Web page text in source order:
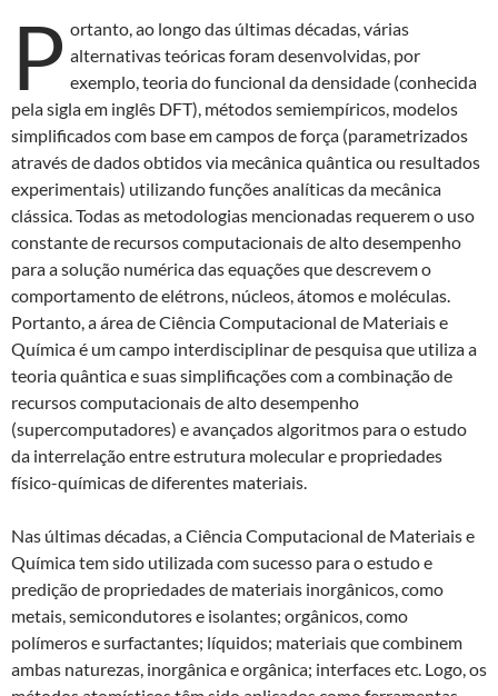
P ortanto, ao longo das últimas décadas, várias
alternativas teóricas foram desenvolvidas, por
exemplo, teoria do funcional da densidade (conhecida
pela sigla em inglês DFT), métodos semiempíricos, modelos
simplificados com base em campos de força (parametrizados
através de dados obtidos via mecânica quântica ou resultados
experimentais) utilizando funções analíticas da mecânica
clássica. Todas as metodologias mencionadas requerem o uso
constante de recursos computacionais de alto desempenho
para a solução numérica das equações que descrevem o
comportamento de elétrons, núcleos, átomos e moléculas.
Portanto, a área de Ciência Computacional de Materiais e
Química é um campo interdisciplinar de pesquisa que utiliza a
teoria quântica e suas simplificações com a combinação de
recursos computacionais de alto desempenho
(supercomputadores) e avançados algoritmos para o estudo
da interrelação entre estrutura molecular e propriedades
físico-químicas de diferentes materiais.
Nas últimas décadas, a Ciência Computacional de Materiais e
Química tem sido utilizada com sucesso para o estudo e
predição de propriedades de materiais inorgânicos, como
metais, semicondutores e isolantes; orgânicos, como
polímeros e surfactantes; líquidos; materiais que combinem
ambas naturezas, inorgânica e orgânica; interfaces etc. Logo, os